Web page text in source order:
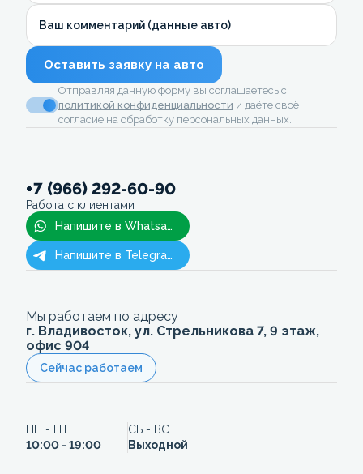
Ваш комментарий (данные авто)
Оставить заявку на авто
Отправляя данную форму вы соглашаетесь с
политикой конфиденциальности и даёте своё
согласие на обработку персональных данных.
+7 (966) 292-60-90
Работа с клиентами
Напишите в Whatsapp
Напишите в Telegram
Мы работаем по адресу
г. Владивосток, ул. Стрельникова 7, 9 этаж,
офис 904
Сейчас работаем
ПН - ПТ
10:00 - 19:00
СБ - ВС
Выходной